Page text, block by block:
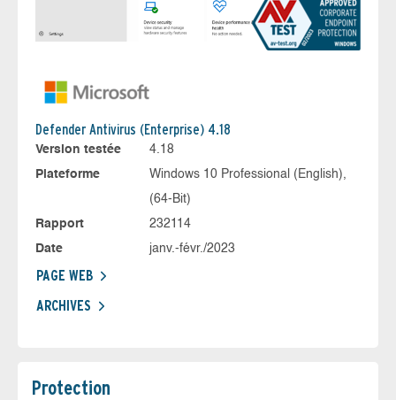
Defender Antivirus (Enterprise) 4.18
Version testée
4.18
Plateforme
Windows 10 Professional (English),
(64-Bit)
Rapport
232114
Date
janv.-févr./2023
PAGE WEB
ARCHIVES
Protection